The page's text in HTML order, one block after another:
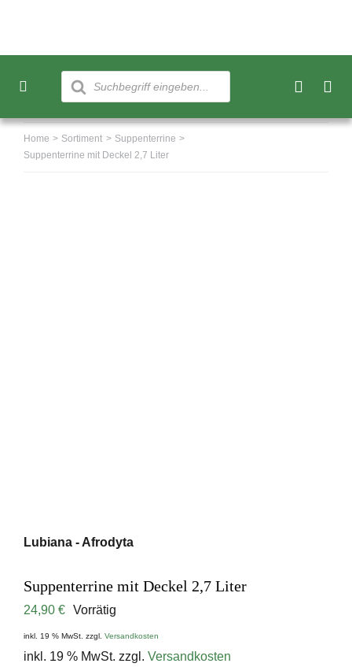
content
Products
search
Toggle
Neu
Home Sortiment
Suppenterrine
Suppenterrine mit Deckel 2,7 Liter
Lubiana - Afrodyta
Suppenterrine mit Deckel 2,7 Liter
24,90 € Vorrätig
inkl. 19 % MwSt. zzgl. Versandkosten
inkl. 19 % MwSt. zzgl. Versandkosten